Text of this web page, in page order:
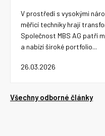
26.03.2026
V prostředí s vysokými
měřicí techniky hrají
Společnost MBS AG patří
a nabízí široké portfolio...
Všechny odborné články